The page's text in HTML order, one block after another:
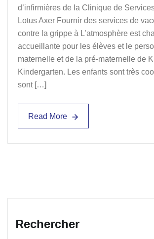
d’infirmières de la Clinique de
Lotus Axer Fournir des services de
contre la grippe à L’atmosphère est
accueillante pour les élèves et le
maternelle et de la pré-maternelle de
Kindergarten. Les enfants sont très
sont […]
Read More
Read More
Rechercher